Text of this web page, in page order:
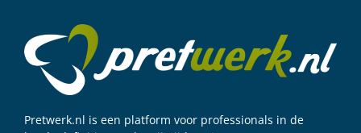
Pretwerk.nl is een platform voor professionals in de